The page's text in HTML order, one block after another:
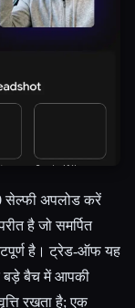
सेल्फी अपलोड करें
है जो समर्पित
है। ट्रेड-ऑफ यह
बड़े बैच में आपकी
रखता है; एक